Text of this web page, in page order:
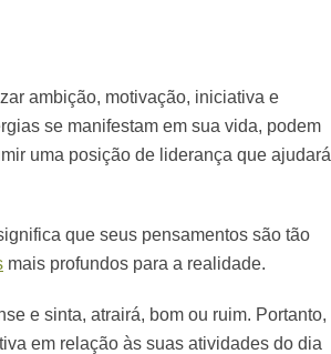
ambição, motivação, iniciativa e
se manifestam em sua vida, podem
uma posição de liderança que ajudará
que seus pensamentos são tão
mais profundos para a realidade.
e sinta, atrairá, bom ou ruim. Portanto,
em relação às suas atividades do dia